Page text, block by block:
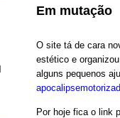
Em mutação
O site tá de cara
estético e
alguns pequenos
Por hoje fica o link